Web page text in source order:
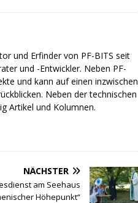
und Erfinder von PF-BITS seit
und -Entwickler. Neben PF-
und kann auf einen inzwischen
Neben der technischen
Artikel und Kolumnen.
NÄCHSTER
am Seehaus
Höhepunkt“